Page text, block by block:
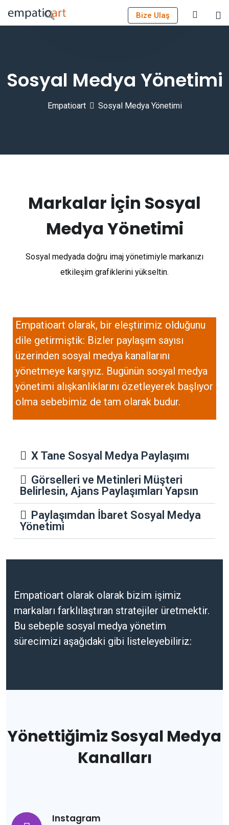
Bize Ulaş
Sosyal Medya Yönetimi
Empatioart Sosyal Medya Yönetimi
Markalar İçin Sosyal
Medya Yönetimi
Sosyal medyada doğru imaj yönetimiyle markanızı
etkileşim grafiklerini yükseltin.
Empatioart olarak, bir eleştirimiz olduğunu
dile getirmiştik: Bizler paylaşım sayısı
üzerinden sosyal medya kanallarını
yönetmeye karşıyız. Bugünün sosyal medya
yönetimi alışkanlıklarını özetleyerek başlıyor
olma sebebimiz de tam olarak budur.
X Tane Sosyal Medya Paylaşımı
Görselleri ve Metinleri Müşteri
Belirlesin, Ajans Paylaşımları Yapsın
Paylaşımdan İbaret Sosyal Medya
Yönetimi
Empatioart olarak olarak bizim işimiz
markaları farklılaştıran stratejiler üretmektir.
Bu sebeple sosyal medya yönetim
sürecimizi aşağıdaki gibi listeleyebiliriz:
Yönettiğimiz Sosyal Medya
Kanalları
Instagram